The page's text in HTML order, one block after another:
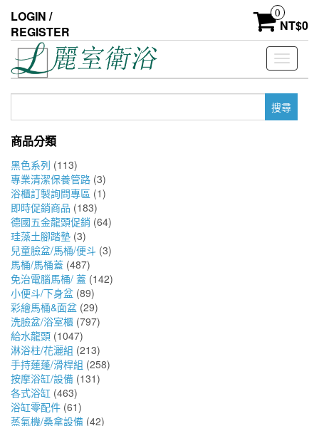
the
content
LOGIN /
REGISTER
0
NT$0
Toggle
鍵
商品分類
黑色系列 (113)
專業清潔保養管路 (3)
浴櫃訂製詢問專區 (1)
即時促銷商品 (183)
德國五金龍頭促銷 (64)
珪藻土腳踏墊 (3)
兒童臉盆/馬桶/便斗 (3)
馬桶/馬桶蓋 (487)
免治電腦馬桶/ 蓋 (142)
小便斗/下身盆 (89)
彩繪馬桶&面盆 (29)
洗臉盆/浴室櫃 (797)
給水龍頭 (1047)
淋浴柱/花灑組 (213)
手持蓮蓬/滑桿組 (258)
按摩浴缸/設備 (131)
各式浴缸 (463)
浴缸零配件 (61)
蒸氣機/桑拿設備 (42)